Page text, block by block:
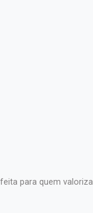
para quem valoriza